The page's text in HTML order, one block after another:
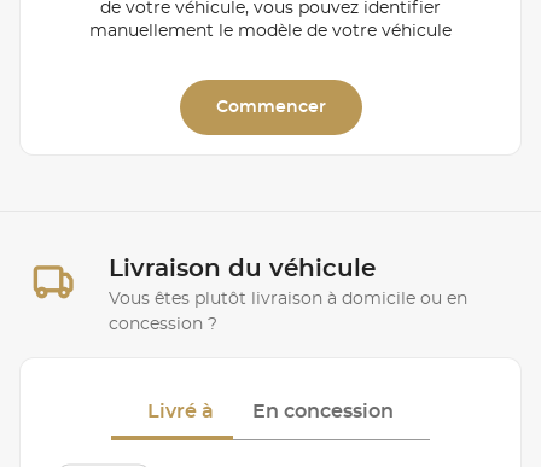
de votre véhicule, vous pouvez identifier
manuellement le modèle de votre véhicule
Commencer
Livraison du véhicule
Vous êtes plutôt livraison à domicile ou en
concession ?
Livré à En concession